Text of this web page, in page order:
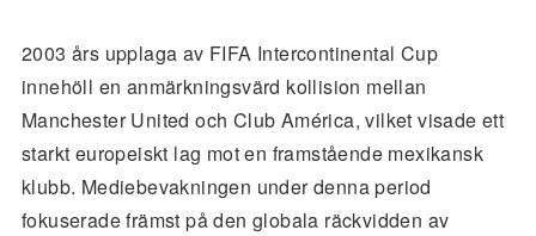
2003 års upplaga av FIFA Intercontinental Cup
innehöll en anmärkningsvärd kollision mellan
Manchester United och Club América, vilket visade ett
starkt europeiskt lag mot en framstående mexikansk
klubb. Mediebevakningen under denna period
fokuserade främst på den globala räckvidden av